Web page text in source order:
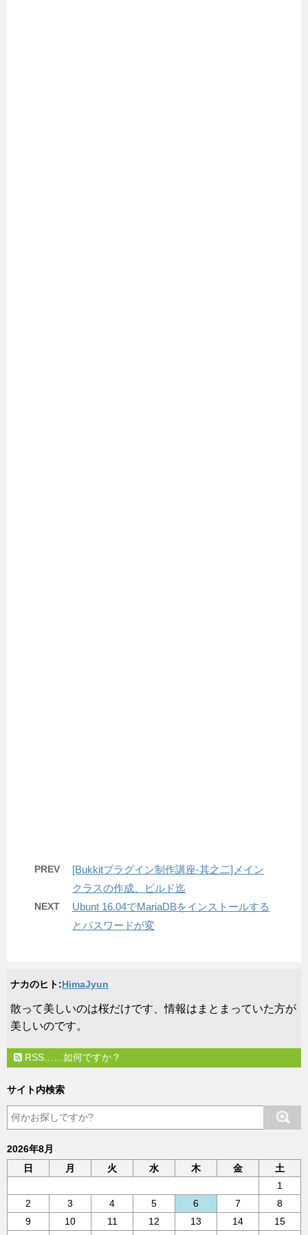
PREV
[Bukkitプラグイン制作講座-其之二]メイン
クラスの作成、ビルド迄
NEXT
Ubunt 16.04でMariaDBをインストールする
とパスワードが変
ナカのヒト:HimaJyun
​散って美しいのは桜だけです、情報はまとまっていた方が
美しいのです。
RSS……如何ですか？
サイト内検索
2026年8月
日
月 火 水 木 金
土
1
2
3 4 5 6 7
8
9
10 11 12 13 14
15